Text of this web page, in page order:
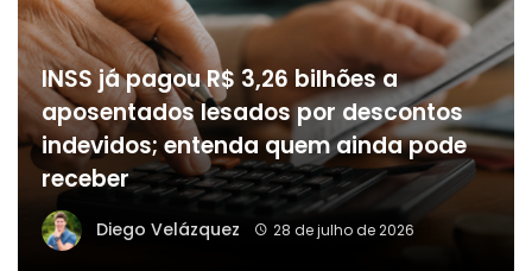
INSS já pagou R$ 3,26 bilhões a
aposentados lesados por descontos
indevidos; entenda quem ainda pode
receber
Diego Velázquez 28 de julho de 2026